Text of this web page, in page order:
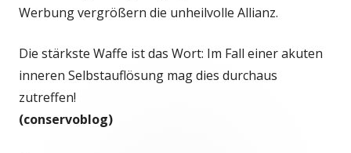
Werbung vergrößern die unheilvolle Allianz.
Die stärkste Waffe ist das Wort: Im Fall einer akuten
inneren Selbstauflösung mag dies durchaus
zutreffen!
(conservoblog)